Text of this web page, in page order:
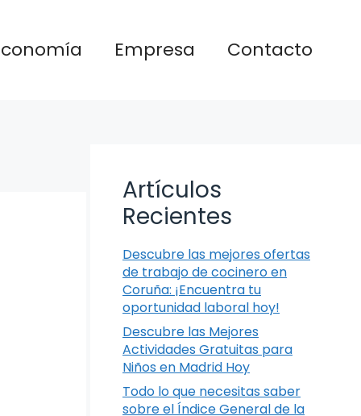
Empresa Contacto
Artículos
Recientes
Descubre las mejores ofertas
de trabajo de cocinero en
Coruña: ¡Encuentra tu
oportunidad laboral hoy!
Descubre las Mejores
Actividades Gratuitas para
Niños en Madrid Hoy
Todo lo que necesitas saber
sobre el Índice General de la